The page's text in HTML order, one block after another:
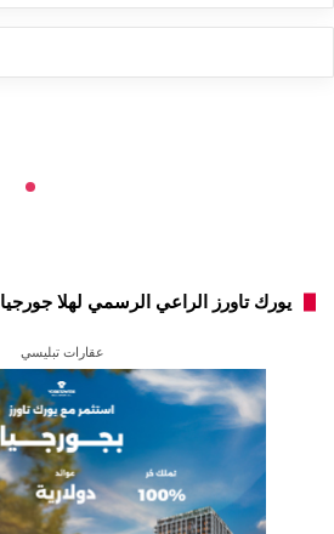
يورك تاورز الراعي الرسمي لهلا جورجيا
عقارات تبليسي